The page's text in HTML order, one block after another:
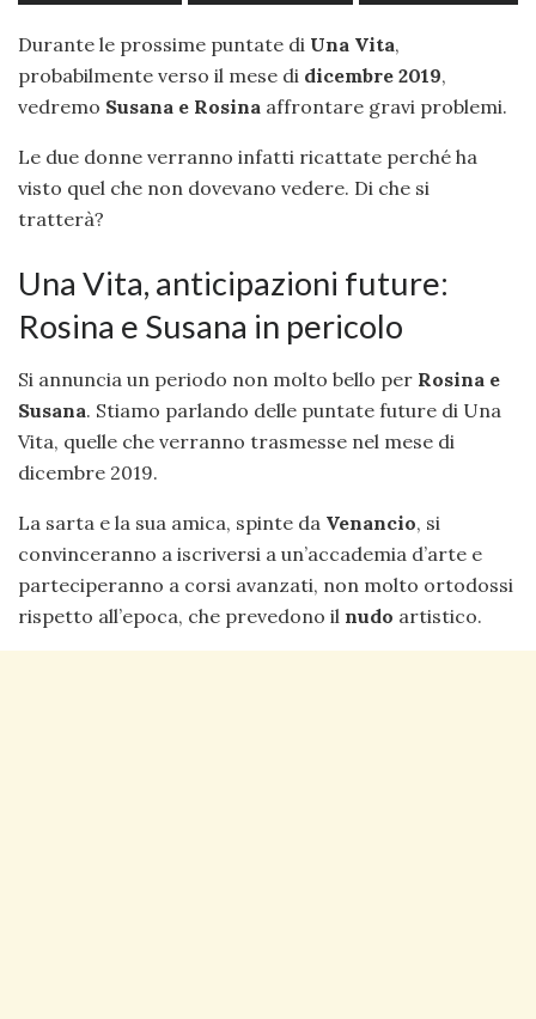
Durante le prossime puntate di Una Vita,
probabilmente verso il mese di dicembre 2019,
vedremo Susana e Rosina affrontare gravi problemi.
Le due donne verranno infatti ricattate perché ha
visto quel che non dovevano vedere. Di che si
tratterà?
Una Vita, anticipazioni future:
Rosina e Susana in pericolo
Si annuncia un periodo non molto bello per Rosina e
Susana. Stiamo parlando delle puntate future di Una
Vita, quelle che verranno trasmesse nel mese di
dicembre 2019.
La sarta e la sua amica, spinte da Venancio, si
convinceranno a iscriversi a un’accademia d’arte e
parteciperanno a corsi avanzati, non molto ortodossi
rispetto all’epoca, che prevedono il nudo artistico.